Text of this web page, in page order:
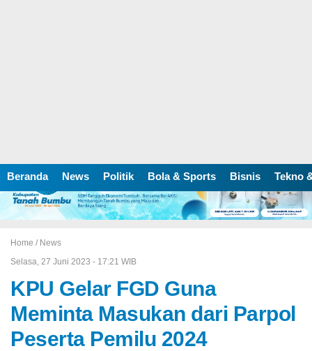
Beranda News Politik Bola & Sports Bisnis Tekno
Home / News
Selasa, 27 Juni 2023 - 17:21 WIB
KPU Gelar FGD Guna
Meminta Masukan dari Parpol
Peserta Pemilu 2024